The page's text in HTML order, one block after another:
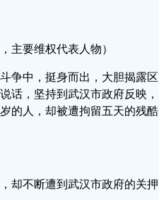
主要维权代表人物）
争中，挺身而出，大胆揭露区
话，坚持到武汉市政府反映，
的人，却被遭拘留五天的残酷
却不断遭到武汉市政府的关押